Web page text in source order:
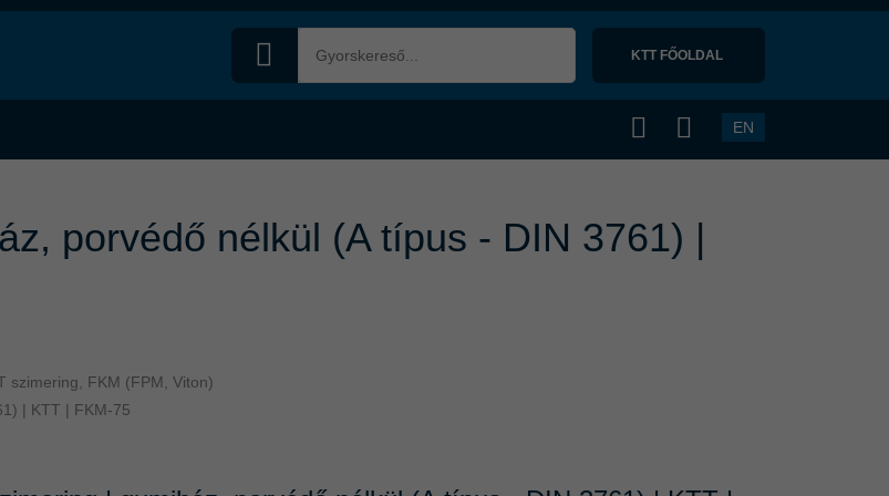
KTT FŐOLDAL
EN
porvédő nélkül (A típus - DIN 3761) |
szimering, FKM (FPM, Viton)
| KTT | FKM-75